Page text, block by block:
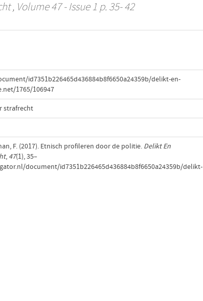
, Volume 47 - Issue 1 p. 35- 42
id7351b226465d436884b8f6650a24359b/delikt-en-
1765/106947
strafrecht
F. (2017). Etnisch profileren door de politie. Delikt En
, 47(1), 35–
document/id7351b226465d436884b8f6650a24359b/delikt-